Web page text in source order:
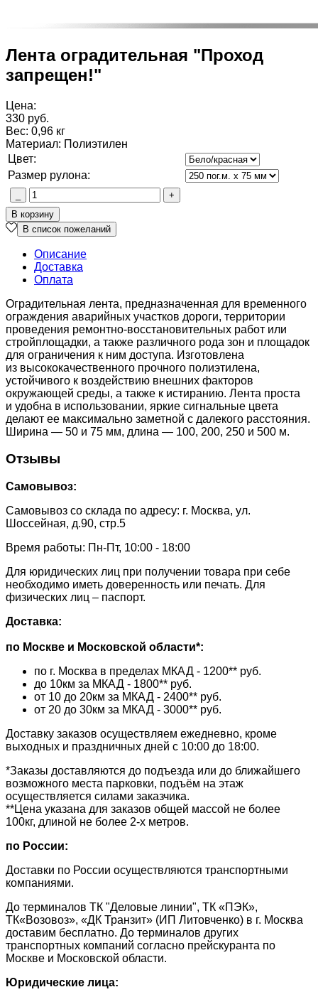
Лента оградительная "Проход
запрещен!"
Цена:
330 руб.
Вес: 0,96 кг
Материал: Полиэтилен
Цвет:
Размер рулона:
Описание
Доставка
Оплата
Оградительная лента, предназначенная для временного
ограждения аварийных участков дороги, территории
проведения ремонтно-восстановительных работ или
стройплощадки, а также различного рода зон и площадок
для ограничения к ним доступа. Изготовлена
из высококачественного прочного полиэтилена,
устойчивого к воздействию внешних факторов
окружающей среды, а также к истиранию. Лента проста
и удобна в использовании, яркие сигнальные цвета
делают ее максимально заметной с далекого расстояния.
Ширина — 50 и 75 мм, длина — 100, 200, 250 и 500 м.
Отзывы
Самовывоз:
Самовывоз со склада по адресу: г. Москва, ул.
Шоссейная, д.90, стр.5
Время работы: Пн-Пт, 10:00 - 18:00
Для юридических лиц при получении товара при себе
необходимо иметь доверенность или печать. Для
физических лиц – паспорт.
Доставка:
по Москве и Московской области*:
по г. Москва в пределах МКАД - 1200** руб.
до 10км за МКАД - 1800** руб.
от 10 до 20км за МКАД - 2400** руб.
от 20 до 30км за МКАД - 3000** руб.
Доставку заказов осуществляем ежедневно, кроме
выходных и праздничных дней с 10:00 до 18:00.
*Заказы доставляются до подъезда или до ближайшего
возможного места парковки, подъём на этаж
осуществляется силами заказчика.
**Цена указана для заказов общей массой не более
100кг, длиной не более 2-х метров.
по России:
Доставки по России осуществляются транспортными
компаниями.
До терминалов ТК "Деловые линии", ТК «ПЭК»,
ТК«Возовоз», «ДК Транзит» (ИП Литовченко) в г. Москва
доставим бесплатно. До терминалов других
транспортных компаний согласно прейскуранта по
Москве и Московской области.
Юридические лица: